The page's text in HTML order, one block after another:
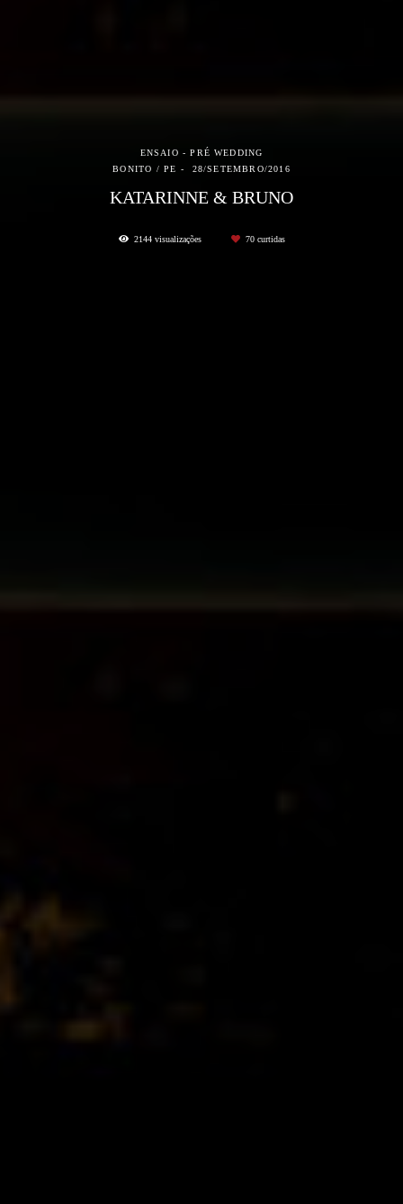
ENSAIO - PRÉ WEDDING
BONITO / PE
28/SETEMBRO/2016
KATARINNE & BRUNO
2144visualizações 70curtidas